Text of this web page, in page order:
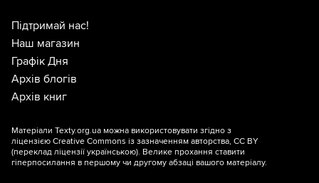
Підтримай нас!
Наш магазин
Графік Дня
Архів блогів
Архів книг
Матеріали Texty.org.ua можна використовувати згідно з
ліцензією Creative Commons із зазначенням авторства, CC BY
(переклад ліцензії українською). Велике прохання ставити
гіперпосилання в першому чи другому абзаці вашого матеріалу.